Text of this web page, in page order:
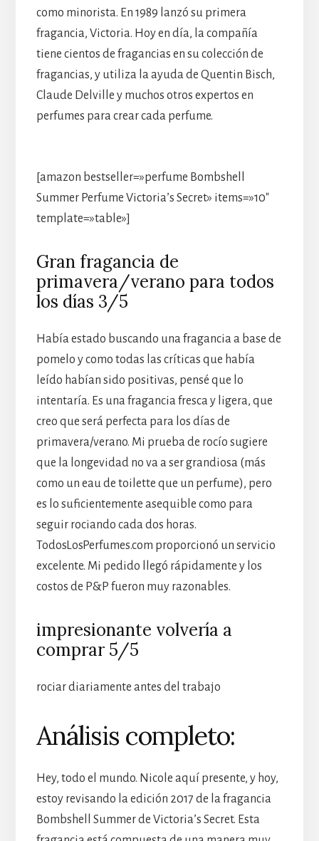
como minorista. En 1989 lanzó su primera
fragancia, Victoria. Hoy en día, la compañía
tiene cientos de fragancias en su colección de
fragancias, y utiliza la ayuda de Quentin Bisch,
Claude Delville y muchos otros expertos en
perfumes para crear cada perfume.
[amazon bestseller=»perfume Bombshell
Summer Perfume Victoria’s Secret» items=»10″
template=»table»]
Gran fragancia de
primavera/verano para todos
los días 3/5
Había estado buscando una fragancia a base de
pomelo y como todas las críticas que había
leído habían sido positivas, pensé que lo
intentaría. Es una fragancia fresca y ligera, que
creo que será perfecta para los días de
primavera/verano. Mi prueba de rocío sugiere
que la longevidad no va a ser grandiosa (más
como un eau de toilette que un perfume), pero
es lo suficientemente asequible como para
seguir rociando cada dos horas.
TodosLosPerfumes.com proporcionó un servicio
excelente. Mi pedido llegó rápidamente y los
costos de P&P fueron muy razonables.
impresionante volvería a
comprar 5/5
rociar diariamente antes del trabajo
Análisis completo:
Hey, todo el mundo. Nicole aquí presente, y hoy,
estoy revisando la edición 2017 de la fragancia
Bombshell Summer de Victoria’s Secret. Esta